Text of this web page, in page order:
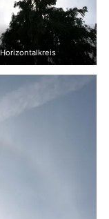
Horizontalkreis